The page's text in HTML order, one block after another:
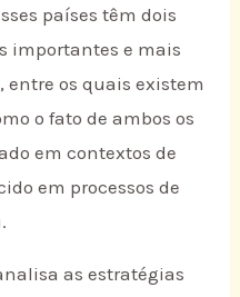
países têm dois
importantes e mais
os quais existem
o fato de ambos os
em contextos de
em processos de
as estratégias